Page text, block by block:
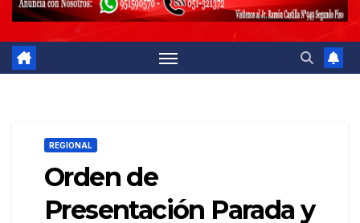
REGIONAL
Orden de
Presentación Parada y